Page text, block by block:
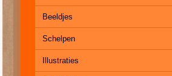
Beeldjes
Schelpen
Illustraties